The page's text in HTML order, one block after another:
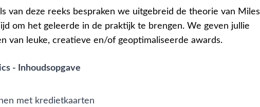
van deze reeks bespraken we uitgebreid de theorie van Miles
om het geleerde in de praktijk te brengen. We geven jullie
van leuke, creatieve en/of geoptimaliseerde awards.
- Inhoudsopgave
met kredietkaarten